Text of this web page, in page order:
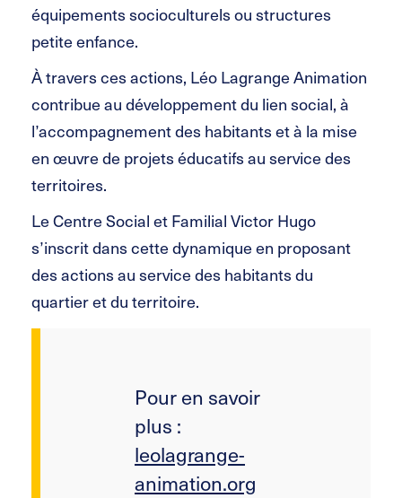
équipements socioculturels ou structures
petite enfance.
À travers ces actions, Léo Lagrange Animation
contribue au développement du lien social, à
l’accompagnement des habitants et à la mise
en œuvre de projets éducatifs au service des
territoires.
Le Centre Social et Familial Victor Hugo
s’inscrit dans cette dynamique en proposant
des actions au service des habitants du
quartier et du territoire.
Pour en savoir
plus :
leolagrange-
animation.org